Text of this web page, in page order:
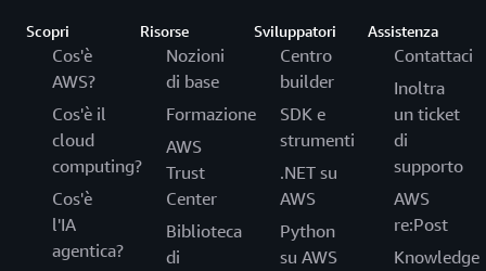
Scopri
Cos'è
AWS?
Cos'è il
cloud
computing?
Cos'è
l'IA
agentica?
Risorse
Nozioni
di base
Formazione
AWS
Trust
Center
Biblioteca
di
Sviluppatori
Centro
builder
SDK e
strumenti
.NET su
AWS
Python
su AWS
Assistenza
Contattaci
Inoltra
un ticket
di
supporto
AWS
re:Post
Knowledge